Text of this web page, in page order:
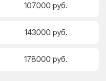
107000 руб.
143000 руб.
178000 руб.